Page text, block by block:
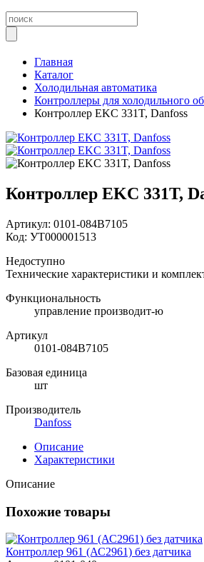
Главная
Каталог
Холодильная автоматика
Контроллеры для холодильного
Контроллер EKC 331T, Danfoss
Контроллер EKC 331T,
Артикул: 0101-084B7105
Код: УТ000001513
Недоступно
Технические характеристики и
Функциональность
управление производит-ю
Артикул
0101-084B7105
Базовая единица
шт
Производитель
Danfoss
Описание
Характеристики
Описание
Похожие товары
Контроллер 961 (АС2961) без датчика